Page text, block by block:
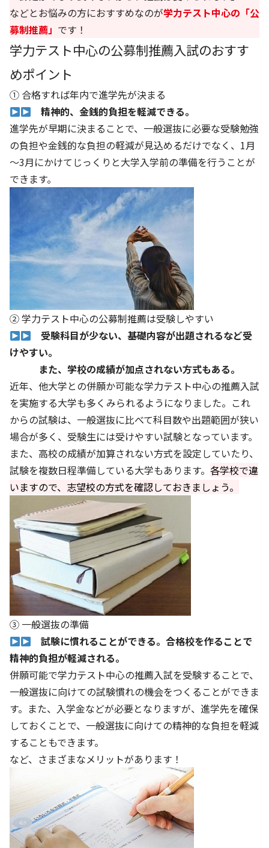
などとお悩みの方におすすめなのが学力テスト中心の 「公
募制推薦」 です！
学力テスト中心の公募制推薦入試のおすす
めポイント
① 合格すれば年内で進学先が決まる
精神的、金銭的負担を軽減できる。
進学先が早期に決まることで、一般選抜に必要な受験勉強
の負担や金銭的な負担の軽減が見込めるだけでなく、1月
～3月にかけてじっくりと大学入学前の準備を行うことが
できます。
② 学力テスト中心の公募制推薦は受験しやすい
受験科目が少ない、基礎内容が出題されるなど受
けやすい。
また、学校の成績が加点されない方式もある。
近年、他大学との併願か可能な学力テスト中心の推薦入試
を実施する大学も多くみられるようになりました。これ
からの試験は、一般選抜に比べて科目数や出題範囲が狭い
場合が多く、受験生には受けやすい試験となっています。
また、高校の成績が加算されない方式を設定していたり、
試験を複数日程準備している大学もあります。 各学校で違
いますので、志望校の方式を確認しておきましょう。
③ 一般選抜の準備
試験に慣れることができる。合格校を作ることで
精神的負担が軽減される。
併願可能で学力テスト中心の推薦入試を受験することで、
一般選抜に向けての試験慣れの機会をつくることができま
す。また、入学金などが必要となりますが、進学先を確保
しておくことで、一般選抜に向けての精神的な負担を軽減
することもできます。
など、さまざまなメリットがあります！